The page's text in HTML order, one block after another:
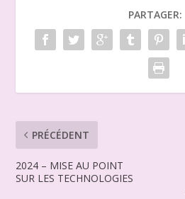
PARTAGER:
PRÉCÉDENT
2024 – MISE AU POINT
SUR LES TECHNOLOGIES